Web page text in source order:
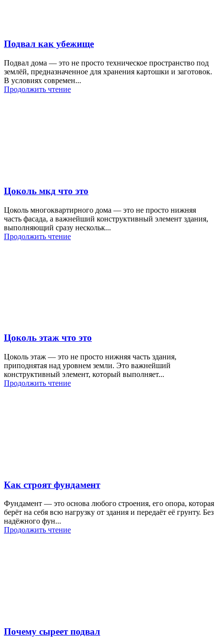
Подвал как убежище
Подвал дома — это не просто техническое пространство под
землёй, предназначенное для хранения картошки и заготовок.
В условиях современ...
Продолжить чтение
Цоколь мкд что это
Цоколь многоквартирного дома — это не просто нижняя
часть фасада, а важнейший конструктивный элемент здания,
выполняющий сразу нескольк...
Продолжить чтение
Цоколь этаж что это
Цоколь этаж — это не просто нижняя часть здания,
приподнятая над уровнем земли. Это важнейший
конструктивный элемент, который выполняет...
Продолжить чтение
Как строят фундамент
Фундамент — это основа любого строения, его опора, которая
берёт на себя всю нагрузку от здания и передаёт её грунту. Без
надёжного фун...
Продолжить чтение
Почему сыреет подвал